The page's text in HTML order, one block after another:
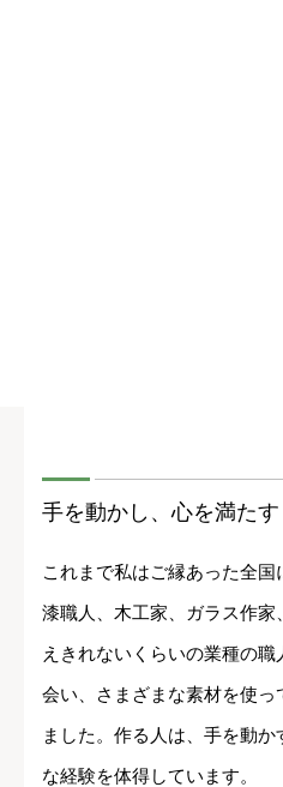
手を動かし、心を満たす
これまで私はご縁あった全国
漆職人、木工家、ガラス作
えきれないくらいの業種の
会い、さまざまな素材を使っ
ました。作る人は、手を動
な経験を体得しています。